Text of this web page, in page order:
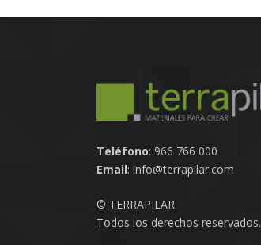
Teléfono: 966 766 000
Email: info@terrapilar.com
© TERRAPILAR.
Todos los derechos reservados.